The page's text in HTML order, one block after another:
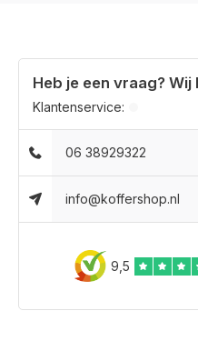
Heb je een vraag? Wij
Klantenservice:
06 38929322
info@koffershop.nl
9,5